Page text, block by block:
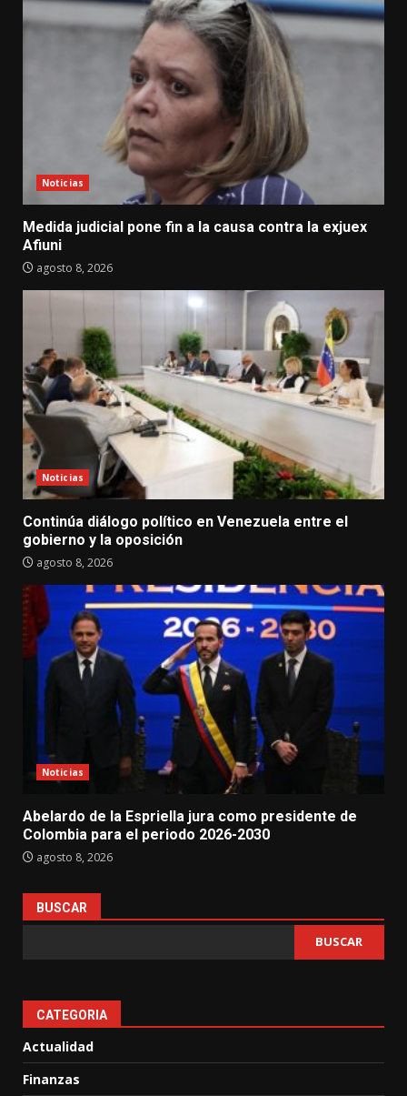
Noticias
Medida judicial pone fin a la causa contra la exjuex
Afiuni
agosto 8, 2026
Noticias
Continúa diálogo político en Venezuela entre el
gobierno y la oposición
agosto 8, 2026
Noticias
Abelardo de la Espriella jura como presidente de
Colombia para el periodo 2026-2030
agosto 8, 2026
BUSCAR
BUSCAR
CATEGORIA
Actualidad
Finanzas